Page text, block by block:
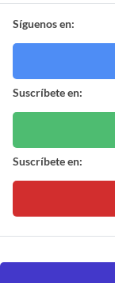
Síguenos en:
Suscríbete en:
Suscríbete en: